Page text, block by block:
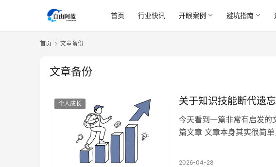
首页 行业快讯 开眼案例 避坑指南
首页 文章备份
文章备份
个人成长 关于知识技能断代遗
今天看到一篇非常有启发
篇文章 文章本身其实很简
2026-04-28